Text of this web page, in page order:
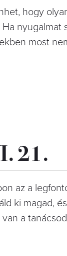
hogy
Ha
most
21.
az a
ki magad,
a